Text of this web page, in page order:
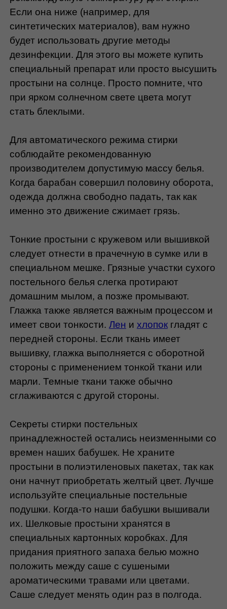
Если она ниже (например, для
синтетических материалов), вам нужно
будет использовать другие методы
дезинфекции. Для этого вы можете купить
специальный препарат или просто высушить
простыни на солнце. Просто помните, что
при ярком солнечном свете цвета могут
стать блеклыми.
Для автоматического режима стирки
соблюдайте рекомендованную
производителем допустимую массу белья.
Когда барабан совершил половину оборота,
одежда должна свободно падать, так как
именно это движение сжимает грязь.
Тонкие простыни с кружевом или вышивкой
следует отнести в прачечную в сумке или в
специальном мешке. Грязные участки сухого
постельного белья слегка протирают
домашним мылом, а позже промывают.
Глажка также является важным процессом и
имеет свои тонкости. Лен и хлопок гладят с
передней стороны. Если ткань имеет
вышивку, глажка выполняется с оборотной
стороны с применением тонкой ткани или
марли. Темные ткани также обычно
сглаживаются с другой стороны.
Секреты стирки постельных
принадлежностей остались неизменными со
времен наших бабушек. Не храните
простыни в полиэтиленовых пакетах, так как
они начнут приобретать желтый цвет. Лучше
используйте специальные постельные
подушки. Когда-то наши бабушки вышивали
их. Шелковые простыни хранятся в
специальных картонных коробках. Для
придания приятного запаха белью можно
положить между саше с сушеными
ароматическими травами или цветами.
Саше следует менять один раз в полгода.